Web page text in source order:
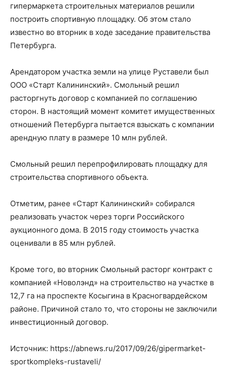
гипермаркета строительных материалов решили
построить спортивную площадку. Об этом стало
известно во вторник в ходе заседание правительства
Петербурга.
Арендатором участка земли на улице Руставели был
ООО «Старт Калининский». Смольный решил
расторгнуть договор с компанией по соглашению
сторон. В настоящий момент комитет имущественных
отношений Петербурга пытается взыскать с компании
арендную плату в размере 10 млн рублей.
Смольный решил перепрофилировать площадку для
строительства спортивного объекта.
Отметим, ранее «Старт Калининский» собирался
реализовать участок через торги Российского
аукционного дома. В 2015 году стоимость участка
оценивали в 85 млн рублей.
Кроме того, во вторник Смольный расторг контракт с
компанией «Новолэнд» на строительство на участке в
12,7 га на проспекте Косыгина в Красногвардейском
районе. Причиной стало то, что стороны не заключили
инвестиционный договор.
Источник: https://abnews.ru/2017/09/26/gipermarket-
sportkompleks-rustaveli/